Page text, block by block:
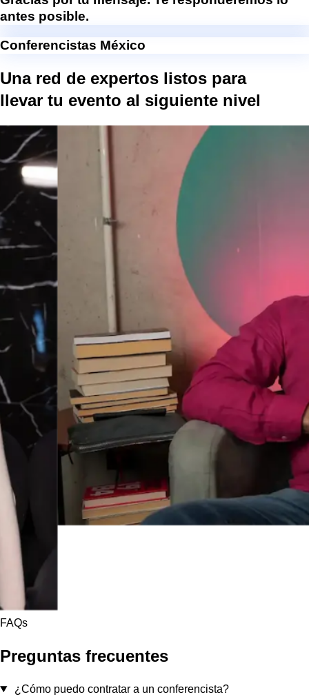
antes posible.
Conferencistas México
Una red de expertos listos para
llevar tu evento al siguiente nivel
FAQs
Preguntas frecuentes
¿Cómo puedo contratar a un conferencista?